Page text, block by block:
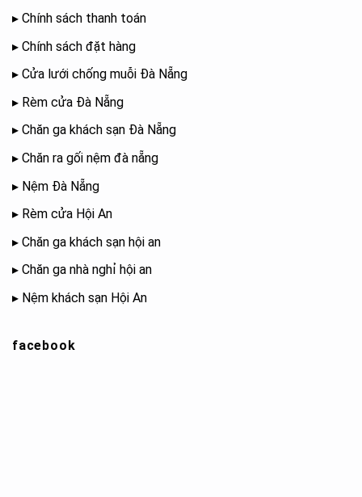
▸ Chính sách thanh toán
▸ Chính sách đặt hàng
▸ Cửa lưới chống muỗi Đà Nẵng
▸ Rèm cửa Đà Nẵng
▸ Chăn ga khách sạn Đà Nẵng
▸ Chăn ra gối nệm đà nẵng
▸ Nệm Đà Nẵng
▸ Rèm cửa Hội An
▸ Chăn ga khách sạn hội an
▸ Chăn ga nhà nghỉ hội an
▸ Nệm khách sạn Hội An
facebook